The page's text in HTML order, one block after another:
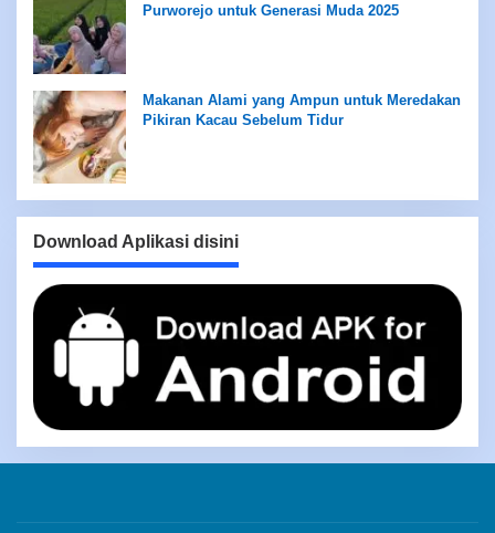
Purworejo untuk Generasi Muda 2025
Makanan Alami yang Ampun untuk Meredakan
Pikiran Kacau Sebelum Tidur
Download Aplikasi disini